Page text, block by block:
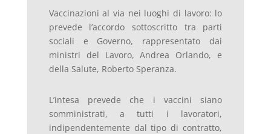
Vaccinazioni al via nei luoghi di lavoro: lo
prevede l’accordo sottoscritto tra parti
sociali e Governo, rappresentato dai
ministri del Lavoro, Andrea Orlando, e
della Salute, Roberto Speranza.
L’intesa prevede che i vaccini siano
somministrati, a tutti i lavoratori,
indipendentemente dal tipo di contratto,